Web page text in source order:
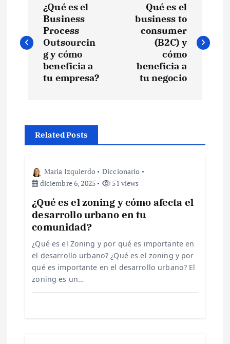
v
a
c
¿Qué es el
Business
Process
Outsourcin
g y cómo
beneficia a
tu empresa?
Qué es el
business to
consumer
(B2C) y
cómo
beneficia a
tu negocio
Related Posts
Maria Izquierdo
Diccionario
diciembre 6, 2025
51 views
¿Qué es el zoning y cómo afecta el
desarrollo urbano en tu
comunidad?
¿Qué es el Zoning y por qué es importante en
el desarrollo urbano? ¿Qué es el zoning y por
qué es importante en el desarrollo urbano? El
zoning es un…